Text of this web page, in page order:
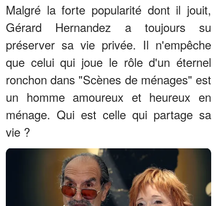
Malgré la forte popularité dont il jouit,
Gérard Hernandez a toujours su
préserver sa vie privée. Il n'empêche
que celui qui joue le rôle d'un éternel
ronchon dans "Scènes de ménages" est
un homme amoureux et heureux en
ménage. Qui est celle qui partage sa
vie ?